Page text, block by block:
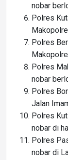
nobar
Polres
Polres
Polres
nobar
Polres
Jalan
Polres
nobar di
Polres
nobar di